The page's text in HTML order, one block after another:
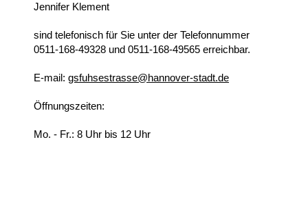
Jennifer Klement
sind telefonisch für Sie unter der Telefonnummer
0511-168-49328 und 0511-168-49565erreichbar.
E-mail: gsfuhsestrasse@hannover-stadt.de
Öffnungszeiten:
Mo. - Fr.: 8 Uhr bis 12 Uhr